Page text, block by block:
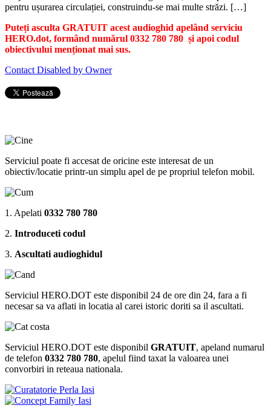
pentru ușurarea circulației, construindu-se mai multe străzi. […]
Puteți asculta GRATUIT acest audioghid apelând serviciu
HERO.dot, formând numărul 0332 780 780 și apoi codul
obiectivului menționat mai sus.
Contact Disabled by Owner
Serviciul poate fi accesat de oricine este interesat de un
obiectiv/locatie printr-un simplu apel de pe propriul telefon mobil.
1. Apelati 0332 780 780
2. Introduceti codul
3. Ascultati audioghidul
Serviciul HERO.DOT este disponibil 24 de ore din 24, fara a fi
necesar sa va aflati in locatia al carei istoric doriti sa il ascultati.
Serviciul HERO.DOT este disponibil GRATUIT, apeland numarul
de telefon 0332 780 780, apelul fiind taxat la valoarea unei
convorbiri in reteaua nationala.